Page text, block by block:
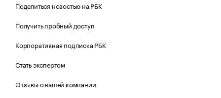
Поделиться новостью на РБК
Получить пробный доступ
Корпоративная подписка РБК
Стать экспертом
Отзывы о вашей компании